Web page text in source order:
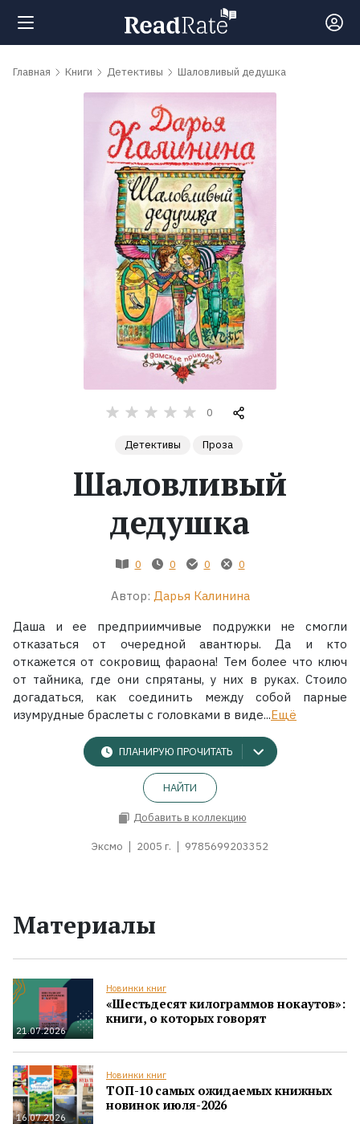
Поиск
Экранизации
Главная Книги Детективы Шаловливый дедушка
0
Детективы Проза
Шаловливый
дедушка
0 0 0 0
Автор: Дарья Калинина
Даша и ее предприимчивые подружки не смогли
отказаться от очередной авантюры. Да и кто
откажется от сокровищ фараона! Тем более что ключ
от тайника, где они спрятаны, у них в руках. Стоило
догадаться, как соединить между собой парные
изумрудные браслеты с головками в виде...Ещё
ПЛАНИРУЮ ПРОЧИТАТЬ
НАЙТИ
Добавить в коллекцию
Эксмо 2005 г. 9785699203352
Материалы
21.07.2026
Новинки книг
«Шестьдесят килограммов нокаутов»:
книги, о которых говорят
16.07.2026
Новинки книг
ТОП-10 самых ожидаемых книжных
новинок июля-2026